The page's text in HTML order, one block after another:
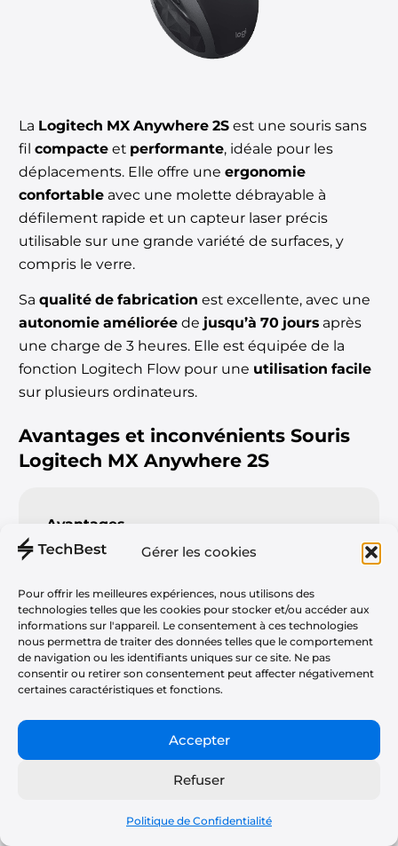
Gérer les cookies
Pour offrir les meilleures expériences, nous utilisons des
technologies telles que les cookies pour stocker et/ou accéder aux
informations sur l'appareil. Le consentement à ces technologies
nous permettra de traiter des données telles que le comportement
de navigation ou les identifiants uniques sur ce site. Ne pas
consentir ou retirer son consentement peut affecter négativement
certaines caractéristiques et fonctions.
Accepter
Refuser
Politique de Confidentialité
La Logitech MX Anywhere 2S est une souris sans
fil compacte et performante, idéale pour les
déplacements. Elle offre une ergonomie
confortable avec une molette débrayable à
défilement rapide et un capteur laser précis
utilisable sur une grande variété de surfaces, y
compris le verre.
Sa qualité de fabrication est excellente, avec une
autonomie améliorée de jusqu’à 70 jours après
une charge de 3 heures. Elle est équipée de la
fonction Logitech Flow pour une utilisation facile
sur plusieurs ordinateurs.
Avantages et inconvénients Souris
Logitech MX Anywhere 2S
Avantages
Ergonomie confortable et compacte
Molette débrayable pour défilement
rapide
Capteur laser précis sur diverses
surfaces
jours)
Fonction Logitech Flow pour